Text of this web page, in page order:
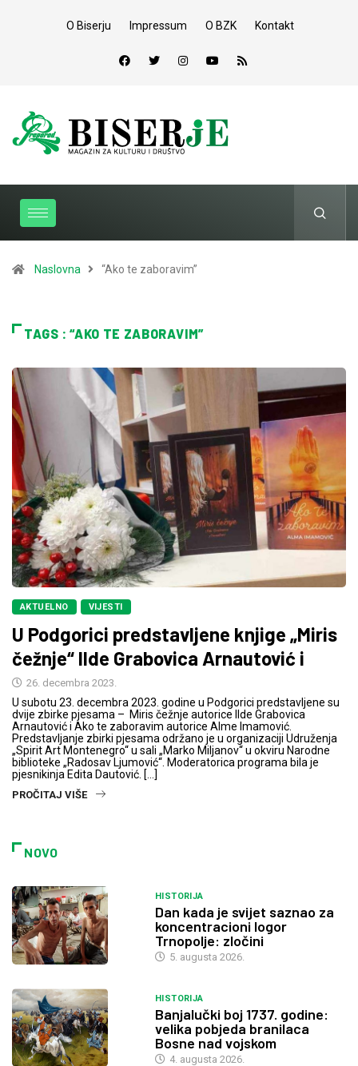
O Biserju Impressum O BZK Kontakt
Naslovna “Ako te zaboravim”
TAGS : “AKO TE ZABORAVIM”
AKTUELNO VIJESTI
U Podgorici predstavljene knjige „Miris
čežnje“ Ilde Grabovica Arnautović i
26. decembra 2023.
U subotu 23. decembra 2023. godine u Podgorici predstavljene su
dvije zbirke pjesama – Miris čežnje autorice Ilde Grabovica
Arnautović i Ako te zaboravim autorice Alme Imamović.
Predstavljanje zbirki pjesama održano je u organizaciji Udruženja
„Spirit Art Montenegro“ u sali „Marko Miljanov“ u okviru Narodne
biblioteke „Radosav Ljumović“. Moderatorica programa bila je
pjesnikinja Edita Dautović. […]
PROČITAJ VIŠE
NOVO
HISTORIJA
Dan kada je svijet saznao za
koncentracioni logor
Trnopolje: zločini
5. augusta 2026.
HISTORIJA
Banjalučki boj 1737. godine:
velika pobjeda branilaca
Bosne nad vojskom
4. augusta 2026.